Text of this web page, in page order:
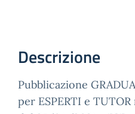
Descrizione
Pubblicazione
per ESPERTI e